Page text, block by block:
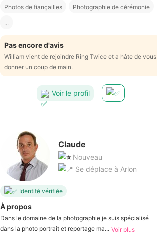
Photos de fiançailles Photographie de cérémonie
...
Pas encore d'avis
William vient de rejoindre Ring Twice et a hâte de vous
donner un coup de main.
Voir le profil
Claude
Nouveau
Se déplace à Arlon
Identité vérifiée
À propos
Dans le domaine de la photographie je suis spécialisé
dans la photo portrait et reportage ma... Voir plus